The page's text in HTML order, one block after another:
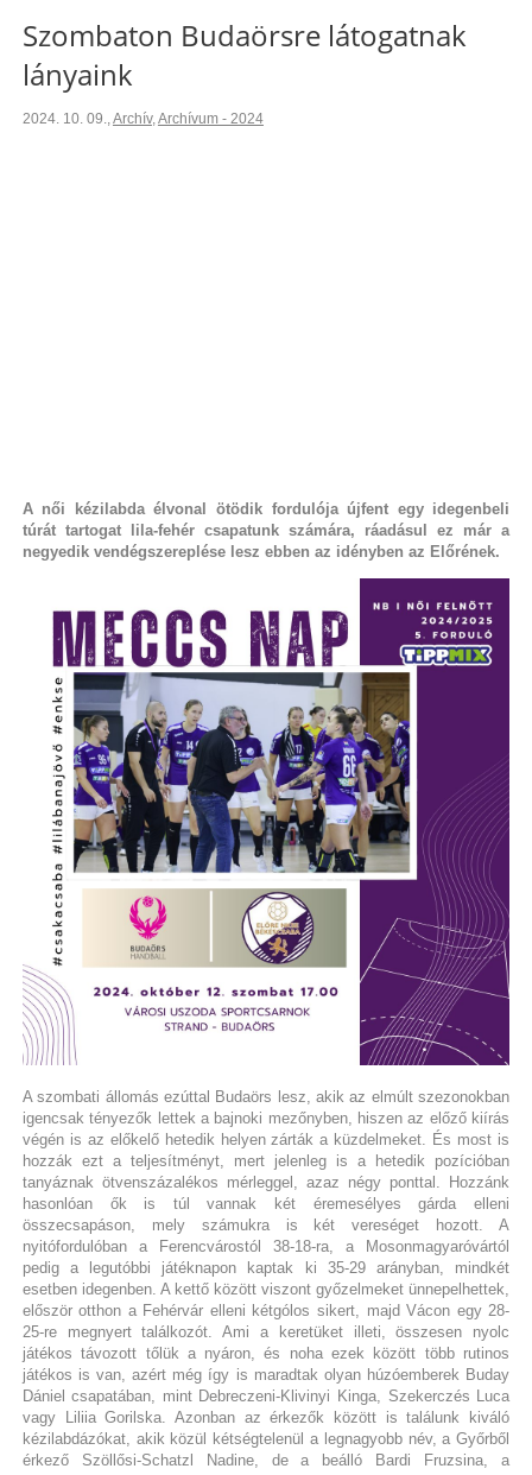
Szombaton Budaörsre látogatnak
lányaink
2024. 10. 09.,Archív,Archívum - 2024
A női kézilabda élvonal ötödik fordulója újfent egy idegenbeli
túrát tartogat lila-fehér csapatunk számára, ráadásul ez már a
negyedik vendégszereplése lesz ebben az idényben az Előrének.
A szombati állomás ezúttal Budaörs lesz, akik az elmúlt szezonokban
igencsak tényezők lettek a bajnoki mezőnyben, hiszen az előző kiírás
végén is az előkelő hetedik helyen zárták a küzdelmeket. És most is
hozzák ezt a teljesítményt, mert jelenleg is a hetedik pozícióban
tanyáznak ötvenszázalékos mérleggel, azaz négy ponttal. Hozzánk
hasonlóan ők is túl vannak két éremesélyes gárda elleni
összecsapáson, mely számukra is két vereséget hozott. A
nyitófordulóban a Ferencvárostól 38-18-ra, a Mosonmagyaróvártól
pedig a legutóbbi játéknapon kaptak ki 35-29 arányban, mindkét
esetben idegenben. A kettő között viszont győzelmeket ünnepelhettek,
először otthon a Fehérvár elleni kétgólos sikert, majd Vácon egy 28-
25-re megnyert találkozót. Ami a keretüket illeti, összesen nyolc
játékos távozott tőlük a nyáron, és noha ezek között több rutinos
játékos is van, azért még így is maradtak olyan húzóemberek Buday
Dániel csapatában, mint Debreczeni-Klivinyi Kinga, Szekerczés Luca
vagy Liliia Gorilska. Azonban az érkezők között is találunk kiváló
kézilabdázókat, akik közül kétségtelenül a legnagyobb név, a Győrből
érkező Szöllősi-Schatzl Nadine, de a beálló Bardi Fruzsina, a